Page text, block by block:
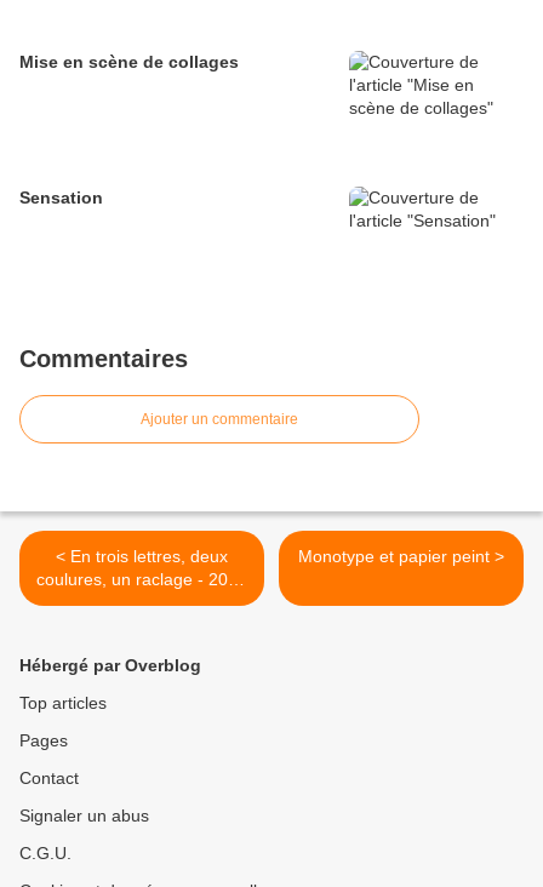
Mise en scène de collages
Sensation
Commentaires
Ajouter un commentaire
< En trois lettres, deux
coulures, un raclage - 2025
/ 3
Monotype et papier peint >
Hébergé par Overblog
Top articles
Pages
Contact
Signaler un abus
C.G.U.